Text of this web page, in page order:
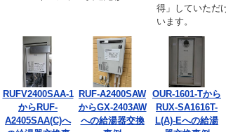
得」していただ
います。
RUFV2400SAA-1
からRUF-
A2405SAA(C)へ
RUF-A2400SAW
からGX-2403AW
への給湯器交換
OUR-1601-Tから
RUX-SA1616T-
L(A)-Eへの給湯